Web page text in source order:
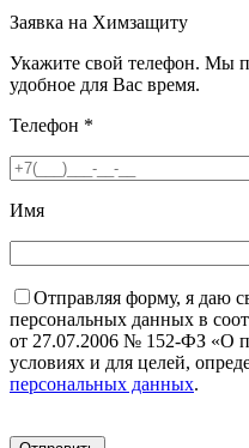
Заявка на Химзащиту
Укажите свой телефон. Мы
удобное для Вас время.
Телефон *
Имя
Отправляя форму, я даю
персональных данных в
от 27.07.2006 № 152-ФЗ «О
условиях и для целей,
персональных данных.